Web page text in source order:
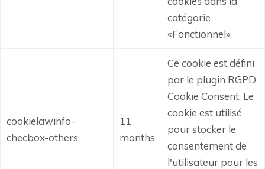
catégorie
«Fonctionnel».
cookielawinfo-
checbox-others
11
months
Ce cookie est défini
par le plugin RGPD
Cookie Consent. Le
cookie est utilisé
pour stocker le
consentement de
l'utilisateur pour les